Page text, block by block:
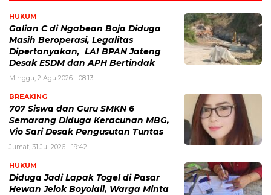
HUKUM
Galian C di Ngabean Boja Diduga
Masih Beroperasi, Legalitas
Dipertanyakan, LAI BPAN Jateng
Desak ESDM dan APH Bertindak
Minggu, 2 Agu 2026 - 08:13
BREAKING
707 Siswa dan Guru SMKN 6
Semarang Diduga Keracunan MBG,
Vio Sari Desak Pengusutan Tuntas
Jumat, 31 Jul 2026 - 19:42
HUKUM
Diduga Jadi Lapak Togel di Pasar
Hewan Jelok Boyolali, Warga Minta